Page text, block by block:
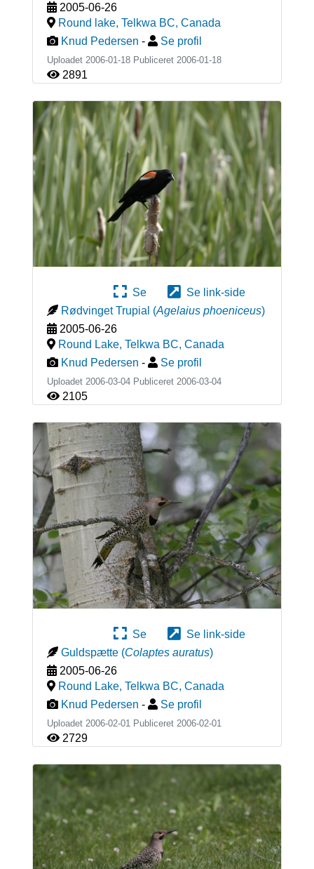
2005-06-26
Round lake, Telkwa BC, Canada
Knud Pedersen - Se profil
Uploadet 2006-01-18 Publiceret 2006-01-18
2891
Se
Se link-side
Rødvinget Trupial (Agelaius phoeniceus)
2005-06-26
Round Lake, Telkwa BC, Canada
Knud Pedersen - Se profil
Uploadet 2006-03-04 Publiceret 2006-03-04
2105
Se
Se link-side
Guldspætte (Colaptes auratus)
2005-06-26
Round Lake, Telkwa BC, Canada
Knud Pedersen - Se profil
Uploadet 2006-02-01 Publiceret 2006-02-01
2729